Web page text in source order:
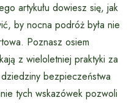
artykułu dowiesz się, jak
by nocna podróż była nie
Poznasz osiem
z wieloletniej praktyki za
bezpieczeństwa
tych wskazówek pozwoli